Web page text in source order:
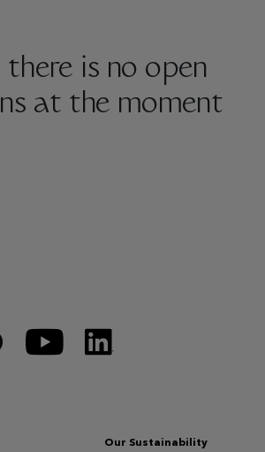
there is no open
at the moment
Our Sustainability